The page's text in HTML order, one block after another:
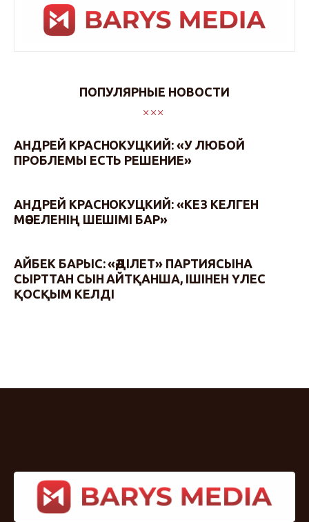
ПОПУЛЯРНЫЕ НОВОСТИ
АНДРЕЙ КРАСНОКУЦКИЙ: «У ЛЮБОЙ
ПРОБЛЕМЫ ЕСТЬ РЕШЕНИЕ»
АНДРЕЙ КРАСНОКУЦКИЙ: «КЕЗ КЕЛГЕН
МӘСЕЛЕНІҢ ШЕШІМІ БАР»
АЙБЕК БАРЫС: «ӘДІЛЕТ» ПАРТИЯСЫНА
СЫРТТАН СЫН АЙТҚАНША, ІШІНЕН ҮЛЕС
ҚОСҚЫМ КЕЛДІ